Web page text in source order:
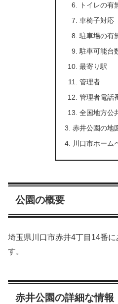
トイレの有
車椅子対
駐車場の有
駐車可能台
最寄り駅
管理者
管理者電話
全国地方公
赤井公園の地
川口市ホーム
公園の概要
埼玉県川口市赤井4丁目14番に
す。
赤井公園の詳細な情報